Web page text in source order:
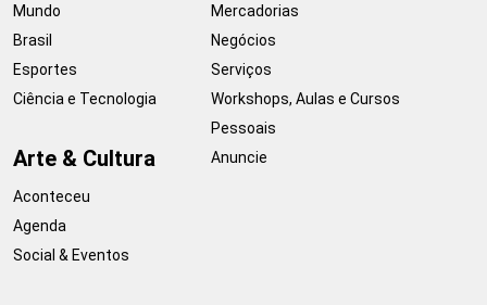
Mundo
Brasil
Esportes
Ciência e Tecnologia
Arte & Cultura
Aconteceu
Agenda
Social & Eventos
Mercadorias
Negócios
Serviços
Workshops, Aulas e Cursos
Pessoais
Anuncie